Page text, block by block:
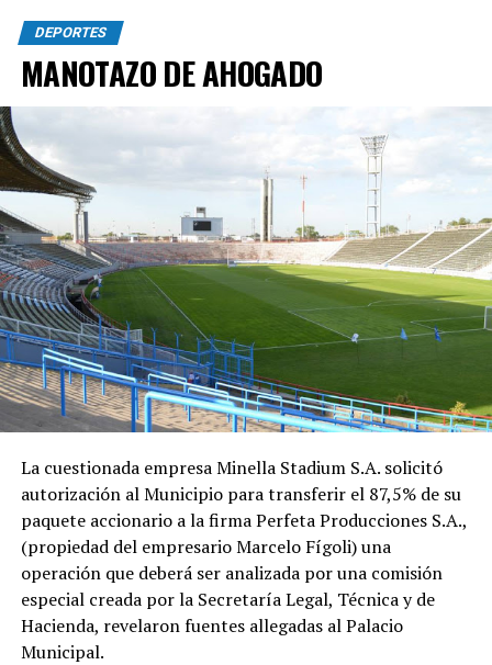
DEPORTES
MANOTAZO DE AHOGADO
La cuestionada empresa Minella Stadium S.A. solicitó
autorización al Municipio para transferir el 87,5% de su
paquete accionario a la firma Perfeta Producciones S.A.,
(propiedad del empresario Marcelo Fígoli) una
operación que deberá ser analizada por una comisión
especial creada por la Secretaría Legal, Técnica y de
Hacienda, revelaron fuentes allegadas al Palacio
Municipal.